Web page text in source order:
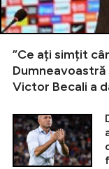
”Ce ați simțit
Dumneavoastră
Victor Becali a